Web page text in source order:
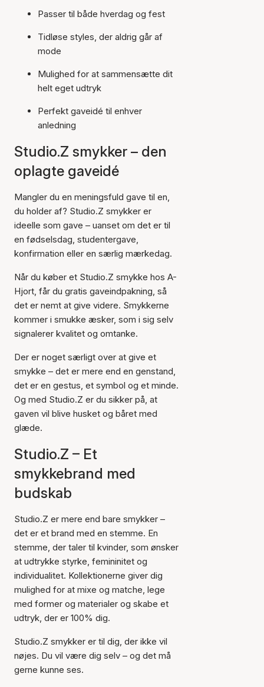
Passer til både hverdag og fest
Tidløse styles, der aldrig går af
mode
Mulighed for at sammensætte dit
helt eget udtryk
Perfekt gaveidé til enhver
anledning
Studio.Z smykker – den
oplagte gaveidé
Mangler du en meningsfuld gave til en,
du holder af? Studio.Z smykker er
ideelle som gave – uanset om det er til
en fødselsdag, studentergave,
konfirmation eller en særlig mærkedag.
Når du køber et Studio.Z smykke hos A-
Hjort, får du gratis gaveindpakning, så
det er nemt at give videre. Smykkerne
kommer i smukke æsker, som i sig selv
signalerer kvalitet og omtanke.
Der er noget særligt over at give et
smykke – det er mere end en genstand,
det er en gestus, et symbol og et minde.
Og med Studio.Z er du sikker på, at
gaven vil blive husket og båret med
glæde.
Studio.Z – Et
smykkebrand med
budskab
Studio.Z er mere end bare smykker –
det er et brand med en stemme. En
stemme, der taler til kvinder, som ønsker
at udtrykke styrke, femininitet og
individualitet. Kollektionerne giver dig
mulighed for at mixe og matche, lege
med former og materialer og skabe et
udtryk, der er 100% dig.
Studio.Z smykker er til dig, der ikke vil
nøjes. Du vil være dig selv – og det må
gerne kunne ses.